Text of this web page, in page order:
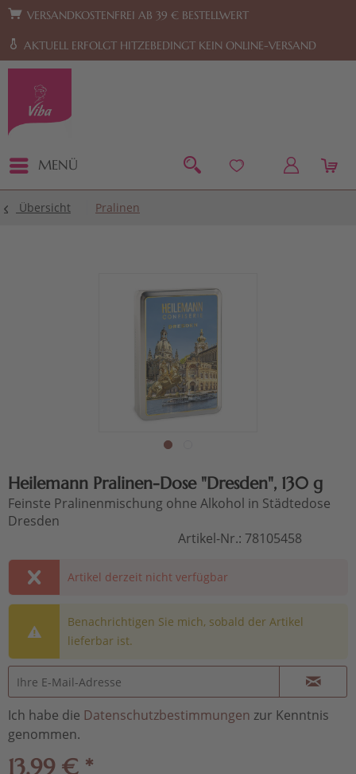
Zur Hauptnavigation springen Zum Footer springen
VERSANDKOSTENFREI AB 39 € BESTELLWERT
AKTUELL ERFOLGT HITZEBEDINGT KEIN ONLINE-VERSAND
MENÜ
Übersicht Pralinen
Heilemann Pralinen-Dose "Dresden", 130 g
Feinste Pralinenmischung ohne Alkohol in Städtedose
Dresden
Artikel-Nr.: 78105458
Artikel derzeit nicht verfügbar
Benachrichtigen Sie mich, sobald der Artikel
lieferbar ist.
Ich habe die Datenschutzbestimmungen zur Kenntnis
genommen.
13,99 € *